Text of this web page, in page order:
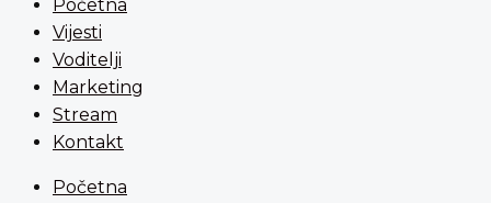
Početna
Vijesti
Voditelji
Marketing
Stream
Kontakt
Početna